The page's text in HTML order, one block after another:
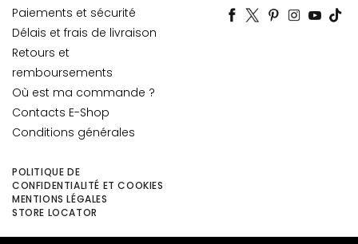
G
E
N
G
o
c
e
M
Paiements et sécurité
Délais et frais de livraison
Retours et
remboursements
Où est ma commande ?
Contacts E-Shop
Conditions générales
POLITIQUE DE
CONFIDENTIALITÉ ET COOKIES
MENTIONS LÉGALES
STORE LOCATOR